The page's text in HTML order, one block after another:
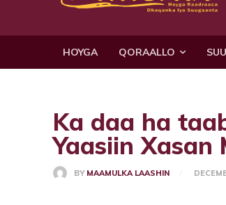
HOYGA QORAALLO
Ka daa ha
Yaasiin Xasan
BY MAAMULKA LAASHIN